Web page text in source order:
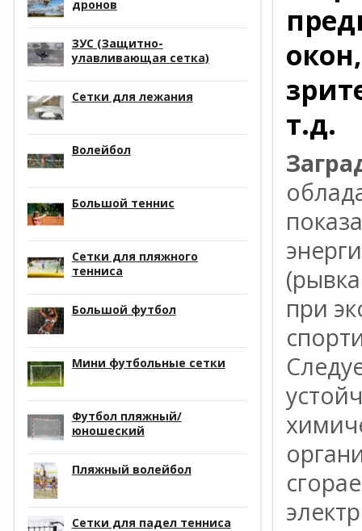
дронов
ЗУС (Защитно-
улавливающая сетка)
Сетки для лежания
Волейбол
Большой теннис
Сетки для пляжного
тенниса
Большой футбол
Мини футбольные сетки
Футбол пляжный/
юношеский
Пляжный волейбол
Сетки для падел тенниса
т.д.
при